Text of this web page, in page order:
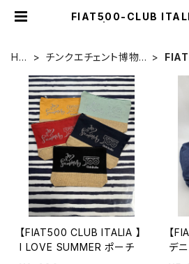
FIAT500-CLUB
HO
チンクエチェント博物
【FIAT500 CLUB ITALIA 】
I LOVE SUMMER ポーチ
【
デ